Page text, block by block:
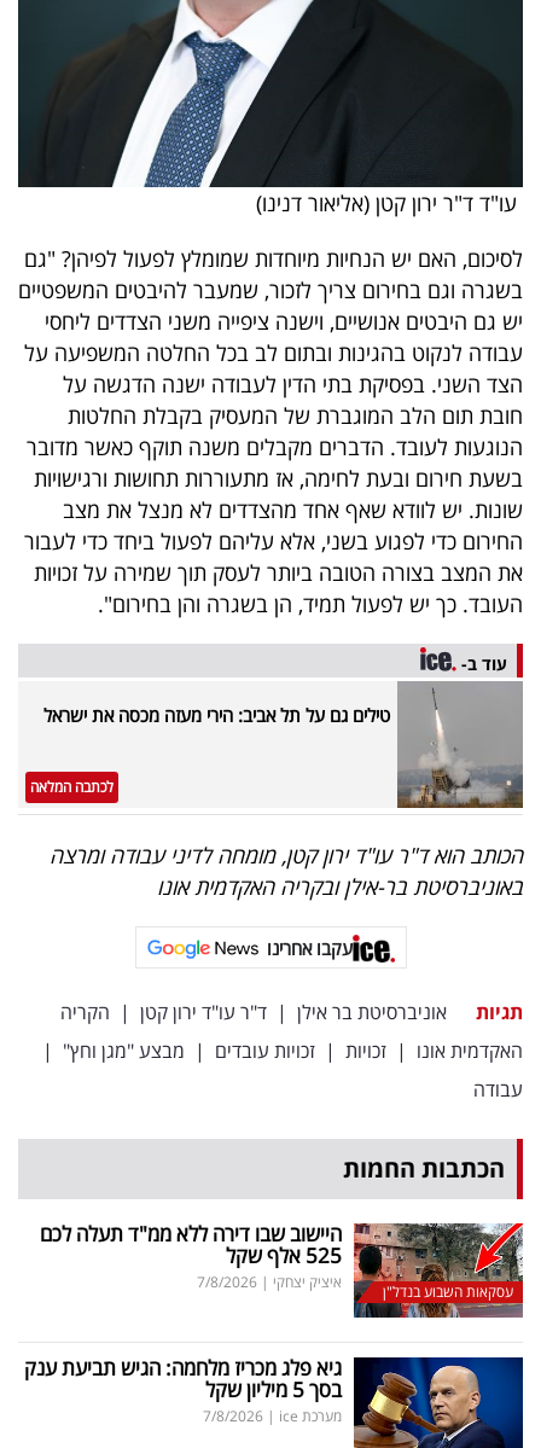
עו"ד ד"ר ירון קטן (אליאור דנינו)
לסיכום, האם יש הנחיות מיוחדות שמומלץ לפעול לפיהן? "גם
בשגרה וגם בחירום צריך לזכור, שמעבר להיבטים המשפטיים
יש גם היבטים אנושיים, וישנה ציפייה משני הצדדים ליחסי
עבודה לנקוט בהגינות ובתום לב בכל החלטה המשפיעה על
הצד השני. בפסיקת בתי הדין לעבודה ישנה הדגשה על
חובת תום הלב המוגברת של המעסיק בקבלת החלטות
הנוגעות לעובד. הדברים מקבלים משנה תוקף כאשר מדובר
בשעת חירום ובעת לחימה, אז מתעוררות תחושות ורגישויות
שונות. יש לוודא שאף אחד מהצדדים לא מנצל את מצב
החירום כדי לפגוע בשני, אלא עליהם לפעול ביחד כדי לעבור
את המצב בצורה הטובה ביותר לעסק תוך שמירה על זכויות
העובד. כך יש לפעול תמיד, הן בשגרה והן בחירום".
עוד ב-
טילים גם על תל אביב: הירי מעזה מכסה את ישראל
לכתבה המלאה
הכותב הוא ד"ר עו"ד ירון קטן, מומחה לדיני עבודה ומרצה
באוניברסיטת בר-אילן ובקריה האקדמית אונו
עקבו אחרינו
תגיות אוניברסיטת בר אילן | ד"ר עו"ד ירון קטן | הקריה
האקדמית אונו | זכויות | זכויות עובדים | מבצע "מגן וחץ" |
עבודה
הכתבות החמות
עסקאות השבוע בנדל"ן
היישוב שבו דירה ללא ממ"ד תעלה לכם
525 אלף שקל
איציק יצחקי |
7/8/2026
גיא פלג מכריז מלחמה: הגיש תביעת ענק
בסך 5 מיליון שקל
מערכת ice |
7/8/2026